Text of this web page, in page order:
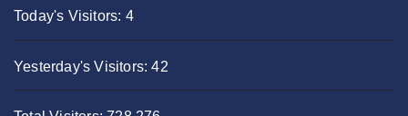
Today's Visitors: 4
Yesterday's Visitors:42